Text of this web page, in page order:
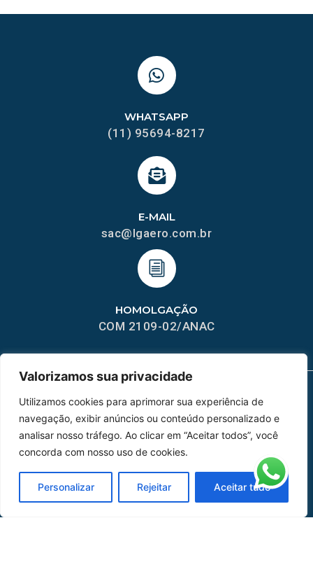
Valorizamos sua privacidade
Utilizamos cookies para aprimorar sua experiência de
navegação, exibir anúncios ou conteúdo personalizado e
analisar nosso tráfego. Ao clicar em “Aceitar todos”, você
concorda com nosso uso de cookies.
Personalizar Rejeitar Aceitar tudo
HOMOLGAÇÃO
COM 2109-02/ANAC
E-MAIL
sac@lgaero.com.br
WHATSAPP
(11) 95694-8217
MAPA DO SITE
Home Sobre Nós
Peças
Catálogo de Aplicações